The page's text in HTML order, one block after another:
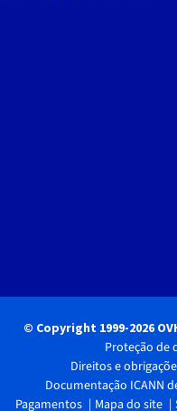
© Copyright 1999-2026
Proteção de
Direitos e
Documentação ICANN
Pagamentos
Mapa do site